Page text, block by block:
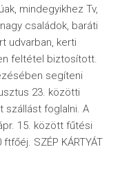
mindegyikhez Tv,
családok, baráti
udvarban, kerti
feltétel biztosított.
segíteni
23. közötti
szállást foglalni. A
15. között fűtési
SZÉP KÁRTYÁT